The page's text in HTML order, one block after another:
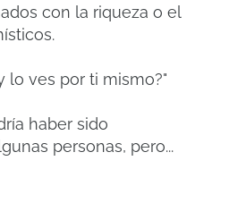
con la riqueza o el
lo ves por ti mismo?"
haber sido
personas, pero...